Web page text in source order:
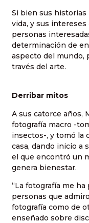
Si bien sus
vida, y sus
personas
determinación de
aspecto del mundo,
través del arte.
Derribar mitos
A sus catorce años,
fotografía macro -
insectos-, y tomó la
casa, dando inicio a
el que encontró un
genera bienestar.
“La fotografía me
personas que
fotografía como de
enseñado sobre